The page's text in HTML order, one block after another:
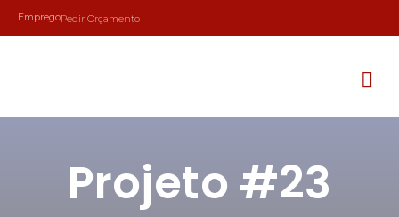
EmpregoPedir Orçamento
Projeto #23